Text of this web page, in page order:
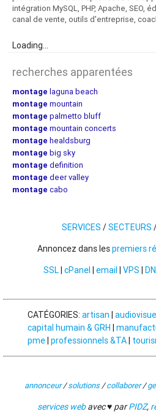
intégration MySQL, PHP, Apache, SEO,
canal de vente, outils d'entreprise,
Loading...
recherches apparentées
montage laguna beach
montage mountain
montage palmetto bluff
montage mountain concerts
montage healdsburg
montage big sky
montage definition
montage deer valley
montage cabo
SERVICES /SECTEURS
Annoncez dans lespremiers
SSL| cPanel | email | VPS |
CATÉGORIES: artisan |
capital humain & GRH |
pme| professionnels &TA|
annonceur/solutions/collaborer/
services webavec ♥ parPIDZ,